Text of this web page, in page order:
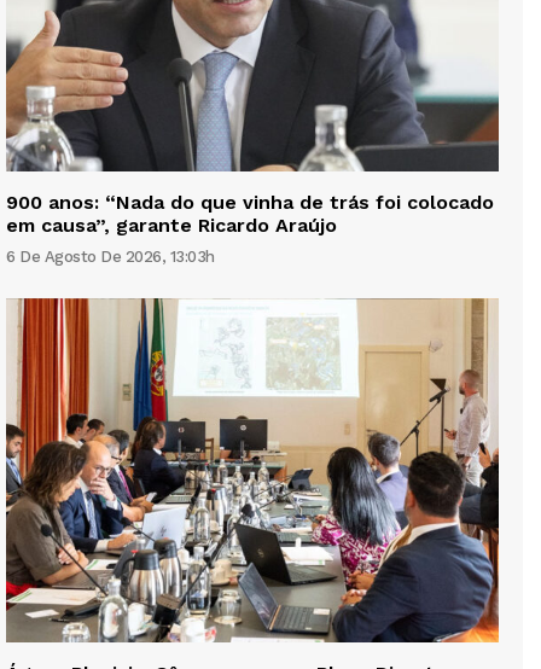
900 anos: “Nada do que vinha de trás foi colocado
em causa”, garante Ricardo Araújo
6 De Agosto De 2026, 13:03h